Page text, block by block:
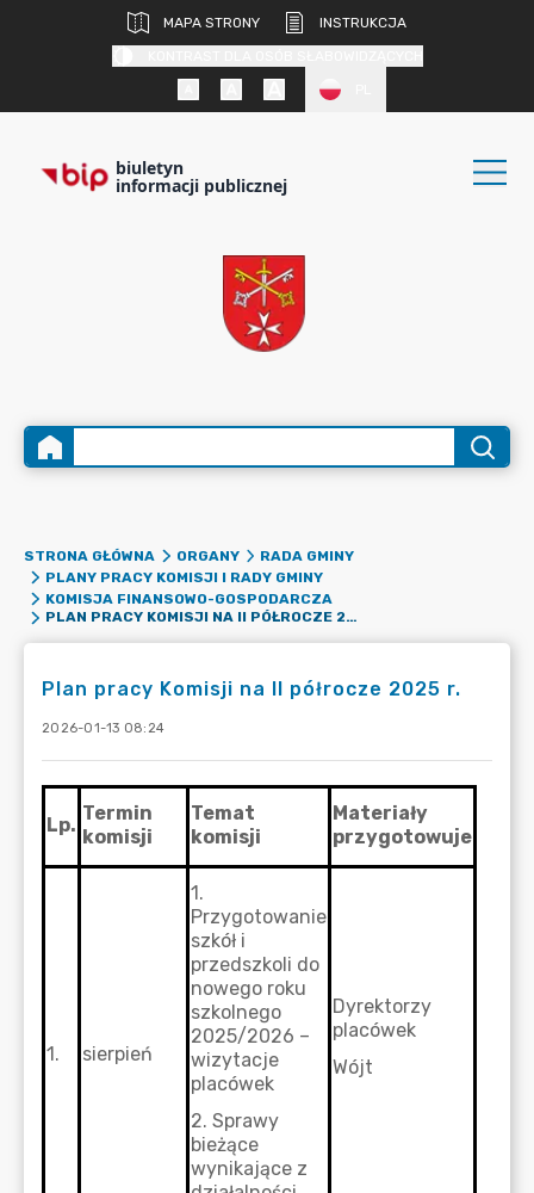
MAPA STRONY
INSTRUKCJA
biuletyn
informacji publicznej
STRONA GŁÓWNA ORGANY
RADA GMINY
PLANY PRACY KOMISJI I RADY GMINY
KOMISJA FINANSOWO-GOSPODARCZA
PLAN PRACY KOMISJI NA II PÓŁROCZE 2025 R.
Plan pracy Komisji na II półrocze 2025 r.
2026-01-13 08:24